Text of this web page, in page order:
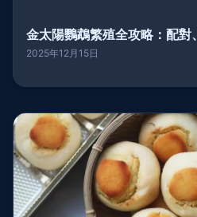
金太陽鸚鵡繁殖全攻略：配對
2025年12月15日